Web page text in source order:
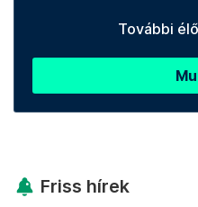
További
Friss hírek